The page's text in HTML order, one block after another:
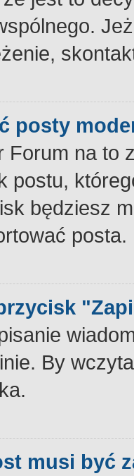
posty
Forum na to
postu,
będziesz
posta.
By
musi być